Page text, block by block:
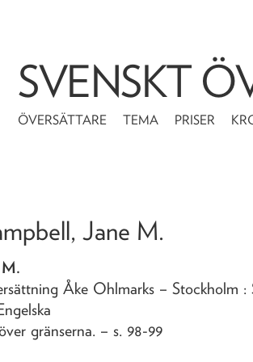
SVENSKT
ÖVERSÄTTARE TEMA PRISER
Jane M.
Åke Ohlmarks – Stockholm :
gränserna. – s. 98-99